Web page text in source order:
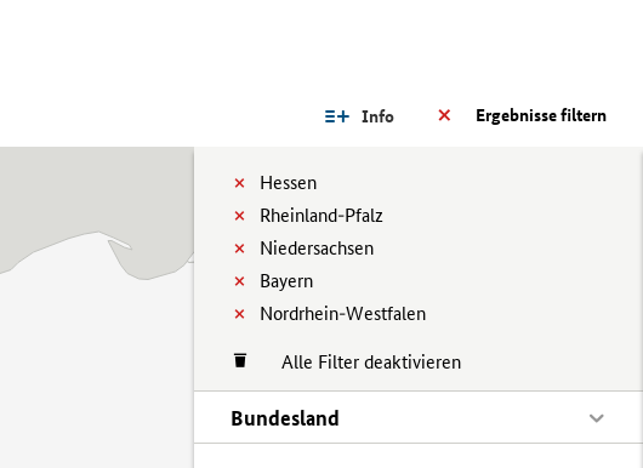
Ergebnisse filtern
Info
Hessen
Rheinland-Pfalz
Niedersachsen
Bayern
Nordrhein-Westfalen
Alle Filter deaktivieren
Bundesland